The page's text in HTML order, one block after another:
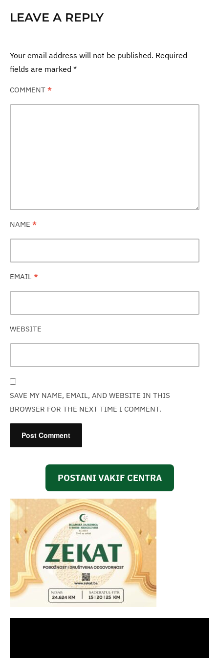
LEAVE A REPLY
Your email address will not be published. Required
fields are marked *
COMMENT *
NAME *
EMAIL *
WEBSITE
SAVE MY NAME, EMAIL, AND WEBSITE IN THIS
BROWSER FOR THE NEXT TIME I COMMENT.
POSTANI VAKIF CENTRA